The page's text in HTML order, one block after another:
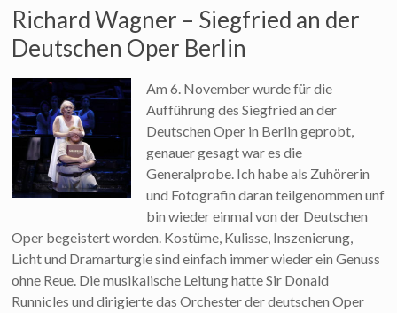
Richard Wagner – Siegfried an der
Deutschen Oper Berlin
Am 6. November wurde für die
Aufführung des Siegfried an der
Deutschen Oper in Berlin geprobt,
genauer gesagt war es die
Generalprobe. Ich habe als Zuhörerin
und Fotografin daran teilgenommen unf
bin wieder einmal von der Deutschen
Oper begeistert worden. Kostüme, Kulisse, Inszenierung,
Licht und Dramarturgie sind einfach immer wieder ein Genuss
ohne Reue. Die musikalische Leitung hatte Sir Donald
Runnicles und dirigierte das Orchester der deutschen Oper